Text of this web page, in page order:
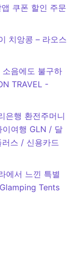
쿠폰 할인 주문
치앙콩 – 라오스
음에도 불구하
TRAVEL -
은행 환전주머니
이여행 GLN / 달
스 / 신용카드
에서 느낀 특별
Tents